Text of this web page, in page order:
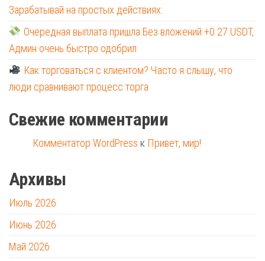
Зарабатывай на простых действиях:
Очередная выплата пришла Без вложений +0.27 USDT,
Админ очень быстро одобрил
Как торговаться с клиентом? Часто я слышу, что
люди сравнивают процесс торга
Свежие комментарии
Комментатор WordPress к Привет, мир!
Архивы
Июль 2026
Июнь 2026
Май 2026